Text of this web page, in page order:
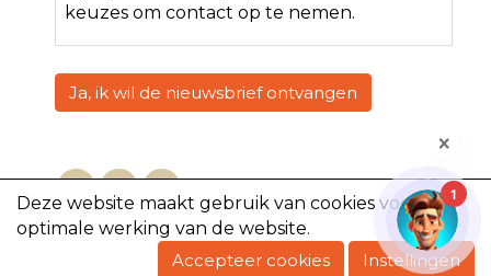
Deze website maakt gebruik van cookies voor een
optimale werking van de website.
Accepteer cookies
Instellingen
keuzes om contact op te nemen.
Ja, ik wil de nieuwsbrief ontvangen
Copyright @2023, De Volharding
1